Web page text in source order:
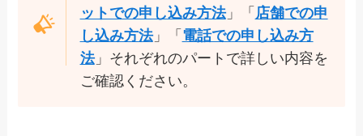
ットでの申し込み方法」「 店舗での申
し込み方法」「 電話での申し込み方
法」それぞれのパートで詳しい内容を
ご確認ください。